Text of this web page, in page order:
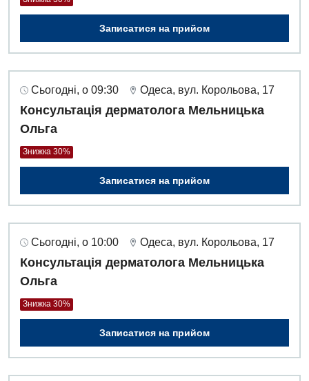
Записатися на прийом
Сьогодні, о 09:30 Одеса, вул. Корольова, 17
Консультація дерматолога Мельницька
Ольга
Знижка 30%
Записатися на прийом
Сьогодні, о 10:00 Одеса, вул. Корольова, 17
Консультація дерматолога Мельницька
Ольга
Знижка 30%
Записатися на прийом